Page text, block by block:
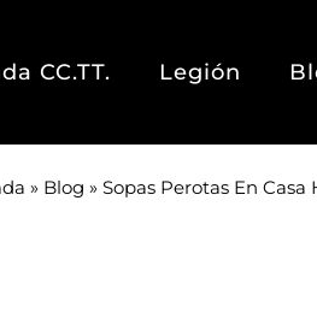
CC.TT. Legión
» Blog »Sopas Perotas En